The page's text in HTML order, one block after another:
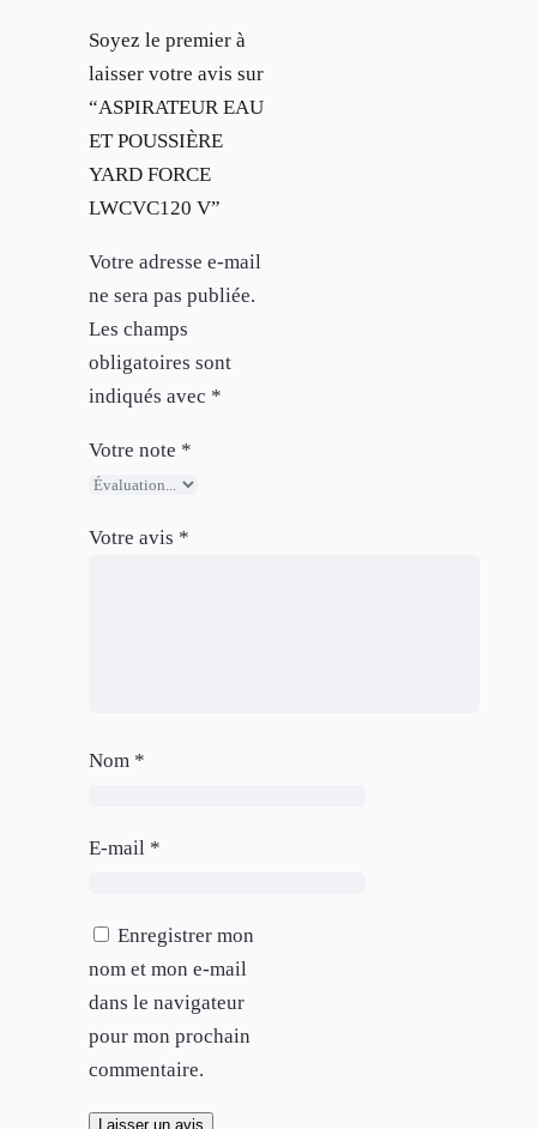
Soyez le premier à
laisser votre avis sur
“ASPIRATEUR EAU
ET POUSSIÈRE
YARD FORCE
LWCVC120 V”
Votre adresse e-mail
ne sera pas publiée.
Les champs
obligatoires sont
indiqués avec *
Votre note *
Votre avis *
Nom *
E-mail *
Enregistrer mon
nom et mon e-mail
dans le navigateur
pour mon prochain
commentaire.